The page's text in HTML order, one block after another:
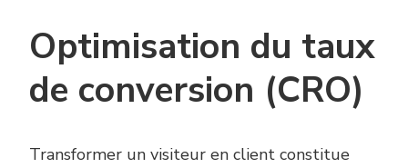
Optimisation du taux
de conversion (CRO)
Transformer un visiteur en client constitue